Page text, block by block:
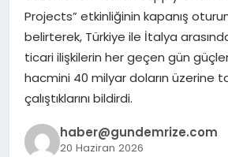
YURT
Projects” etkinliğinin kapanış
belirterek, Türkiye ile İtalya
ticari ilişkilerin her geçen gün
hacmini 40 milyar doların üzerine
çalıştıklarını bildirdi.
haber@gundemrize.com
20 Haziran 2026